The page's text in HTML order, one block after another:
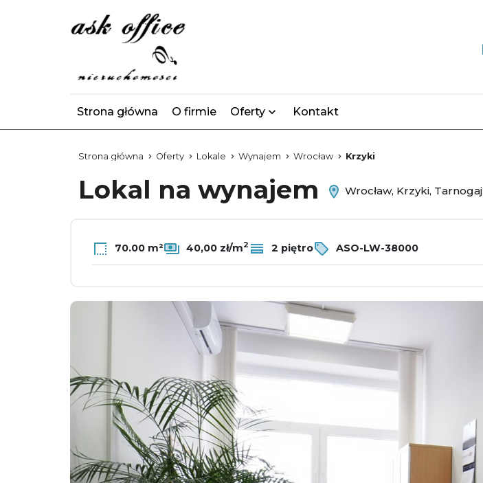
Strona główna O firmie Oferty Kontakt
Strona główna Oferty Lokale Wynajem Wrocław Krzyki
Lokal na wynajem Wrocław, Krzyki, Tarnogaj
70.00 m² 40,00 zł/m2 2 piętro ASO-LW-38000